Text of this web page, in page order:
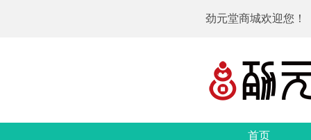
劲元堂商城欢迎您！
首页